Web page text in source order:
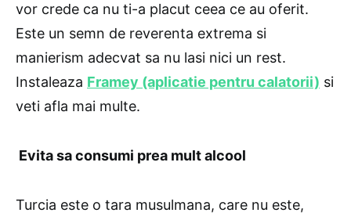
vor crede ca nu ti-a placut ceea ce au oferit.
Este un semn de reverenta extrema si
manierism adecvat sa nu lasi nici un rest.
Instaleaza Framey (aplicatie pentru calatorii) si
veti afla mai multe.
Evita sa consumi prea mult alcool
Turcia este o tara musulmana, care nu este,